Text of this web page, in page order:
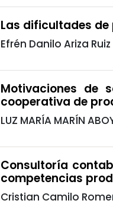
Las dificultades
Efrén Danilo Ariza Ruiz
Motivaciones de
cooperativa de
LUZ MARÍA MARÍN
Consultoría
competencias
Cristian Camilo